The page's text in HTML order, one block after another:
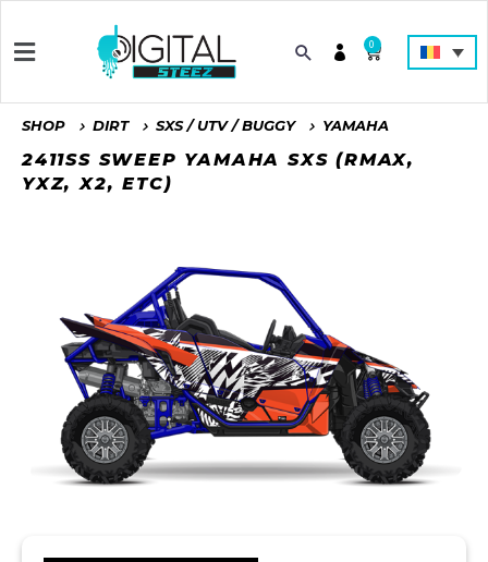
0
SHOP DIRT SXS / UTV / BUGGY YAMAHA
2411SS SWEEP YAMAHA SXS (RMAX,
YXZ, X2, ETC)